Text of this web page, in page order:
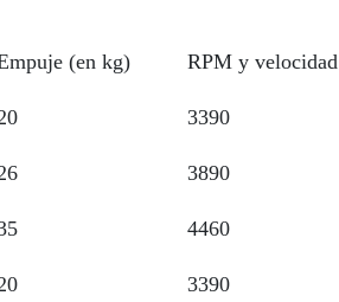
(en kg) RPM y velocidad
3390
3890
4460
3390